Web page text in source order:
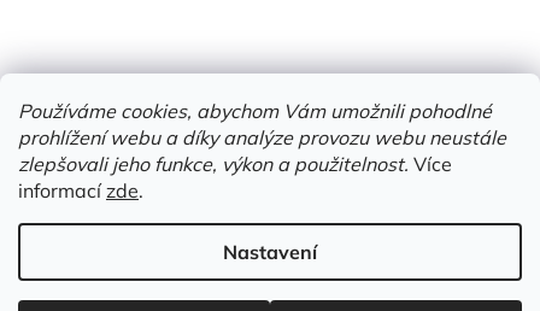
Používáme cookies, abychom Vám umožnili pohodlné
prohlížení webu a díky analýze provozu webu neustále
zlepšovali jeho funkce, výkon a použitelnost. Více
informacízde.
Nastavení
Vytvořil Shoptet
Copyright 2026Želví doupě | knihy & vinyly | Mělník. Všechna